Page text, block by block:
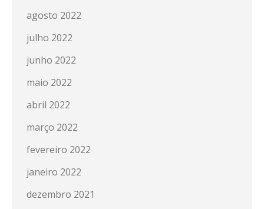
agosto 2022
julho 2022
junho 2022
maio 2022
abril 2022
março 2022
fevereiro 2022
janeiro 2022
dezembro 2021